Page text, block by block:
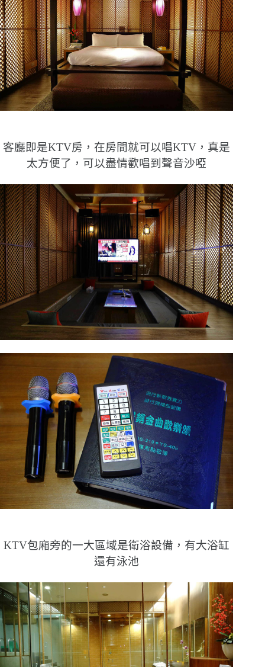
客廳即是KTV房，在房間就可以唱KTV，真是
太方便了，可以盡情歡唱到聲音沙啞
KTV包廂旁的一大區域是衛浴設備，有大浴缸
還有泳池